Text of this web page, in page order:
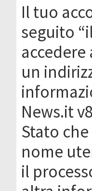
Il tuo
seguito
un
News.it
Stato
nome
il